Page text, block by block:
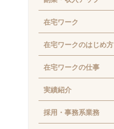
在宅ワーク
在宅ワークのはじめ方
在宅ワークの仕事
実績紹介
採用・事務系業務